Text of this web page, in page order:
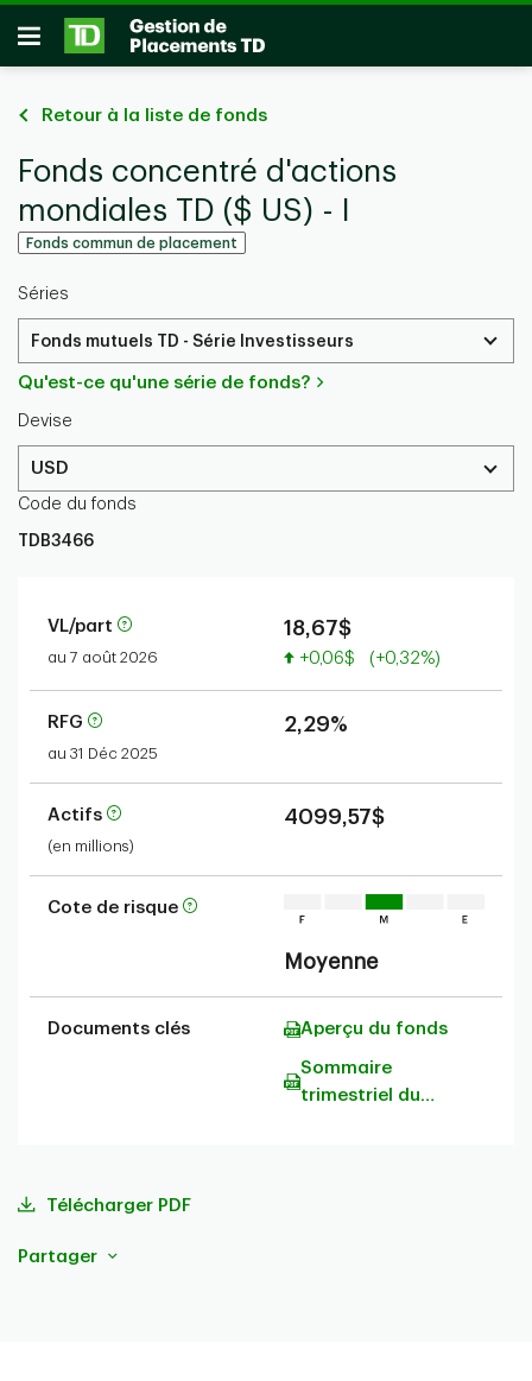
Passer au contenu principal
Ouvrir
Retour à la liste de fonds
Fonds concentré d'actions
mondiales TD ($ US) - I
Fonds commun de placement
Séries
Fonds mutuels TD - Série Investisseurs
Qu'est-ce qu'une série de fonds?
Devise
USD
Code du fonds
TDB3466
VL/part
au 7 août 2026
18,67$
Valeur accrue
+0,06$ (+0,32%)
RFG
au 31 Déc 2025
2,29%
Actifs
(en millions)
4099,57$
Cote de risque
Moyenne
Documents clés Aperçu du fonds
Sommaire
trimestriel du
Télécharger PDF
Partager